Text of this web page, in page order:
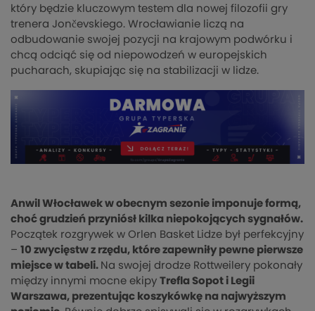
który będzie kluczowym testem dla nowej filozofii gry
trenera Jončevskiego. Wrocławianie liczą na
odbudowanie swojej pozycji na krajowym podwórku i
chcą odciąć się od niepowodzeń w europejskich
pucharach, skupiając się na stabilizacji w lidze.
Anwil Włocławek w obecnym sezonie imponuje formą,
choć grudzień przyniósł kilka niepokojących sygnałów.
Początek rozgrywek w Orlen Basket Lidze był perfekcyjny
– 10 zwycięstw z rzędu, które zapewniły pewne pierwsze
miejsce w tabeli. Na swojej drodze Rottweilery pokonały
między innymi mocne ekipy Trefla Sopot i Legii
Warszawa, prezentując koszykówkę na najwyższym